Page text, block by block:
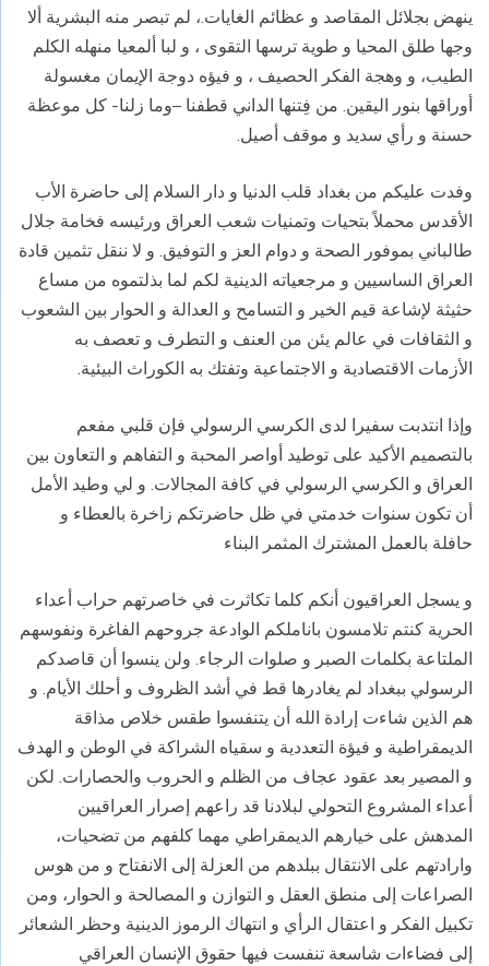
ينهض بجلائل المقاصد و عظائم الغايات.، لم تبصر منه البشرية ألا
وجها طلق المحيا و طوية ترسها التقوى ، و لبا ألمعيا منهله الكلم
الطيب، و وهجة الفكر الحصيف ، و فيؤه دوجة الإيمان مغسولة
أوراقها بنور اليقين. من فِتنها الداني قطفنا –وما زلنا- كل موعظة
حسنة و رأي سديد و موقف أصيل.
وفدت عليكم من بغداد قلب الدنيا و دار السلام إلى حاضرة الأب
الأقدس محملاً بتحيات وتمنيات شعب العراق ورئيسه فخامة جلال
طالباني بموفور الصحة و دوام العز و التوفيق. و لا ننقل تثمين قادة
العراق الساسيين و مرجعياته الدينية لكم لما بذلتموه من مساع
حثيثة لإشاعة قيم الخير و التسامح و العدالة و الحوار بين الشعوب
و الثقافات في عالم يئن من العنف و التطرف و تعصف به
الأزمات الاقتصادية و الاجتماعية وتفتك به الكوراث البيئية.
وإذا انتدبت سفيرا لدى الكرسي الرسولي فإن قلبي مفعم
بالتصميم الأكيد على توطيد أواصر المحبة و التفاهم و التعاون بين
العراق و الكرسي الرسولي في كافة المجالات. و لي وطيد الأمل
أن تكون سنوات خدمتي في ظل حاضرتكم زاخرة بالعطاء و
حافلة بالعمل المشترك المثمر البناء
و يسجل العراقيون أنكم كلما تكاثرت في خاصرتهم حراب أعداء
الحرية كنتم تلامسون باناملكم الوادعة جروحهم الفاغرة ونفوسهم
الملتاعة بكلمات الصبر و صلوات الرجاء. ولن ينسوا أن قاصدكم
الرسولي ببغداد لم يغادرها قط في أشد الظروف و أحلك الأيام. و
هم الذين شاءت إرادة الله أن يتنفسوا طقس خلاص مذاقة
الديمقراطية و فيؤة التعددية و سقياه الشراكة في الوطن و الهدف
و المصير بعد عقود عجاف من الظلم و الحروب والحصارات. لكن
أعداء المشروع التحولي لبلادنا قد راعهم إصرار العراقيين
المدهش على خيارهم الديمقراطي مهما كلفهم من تضحيات،
وارادتهم على الانتقال ببلدهم من العزلة إلى الانفتاح و من هوس
الصراعات إلى منطق العقل و التوازن و المصالحة و الحوار، ومن
تكبيل الفكر و اعتقال الرأي و انتهاك الرموز الدينية وحظر الشعائر
إلى فضاءات شاسعة تنفست فيها حقوق الإنسان العراقي